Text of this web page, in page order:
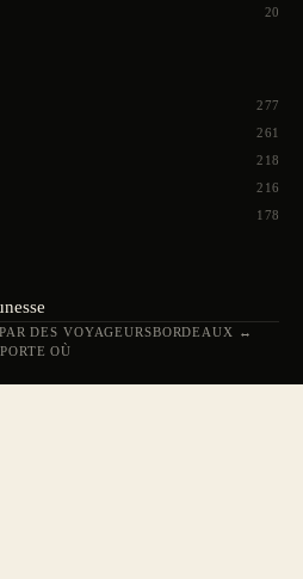
20
277
261
218
216
178
DES VOYAGEURSBORDEAUX ↔
OÙ